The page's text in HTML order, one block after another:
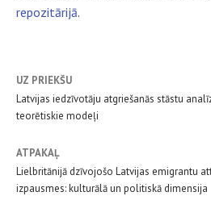
repozitārijā.
UZ PRIEKŠU
Latvijas iedzīvotāju atgriešanās stāstu
teorētiskie modeļi
ATPAKAĻ
Lielbritānijā dzīvojošo Latvijas emigrantu
izpausmes: kulturālā un politiskā dimensija